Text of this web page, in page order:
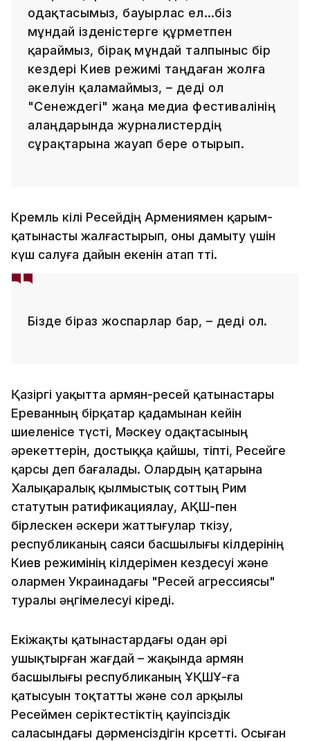
одақтасымыз, бауырлас ел…біз
мұндай ізденістерге құрметпен
қараймыз, бірақ мұндай талпыныс бір
кездері Киев режимі таңдаған жолға
әкелуін қаламаймыз, – деді ол
"Сенеждегі" жаңа медиа фестивалінің
алаңдарында журналистердің
сұрақтарына жауап бере отырып.
Кремль өкілі Ресейдің Армениямен қарым-
қатынасты жалғастырып, оны дамыту үшін
күш салуға дайын екенін атап өтті.
Бізде біраз жоспарлар бар, – деді ол.
Қазіргі уақытта армян-ресей қатынастары
Ереванның бірқатар қадамынан кейін
шиеленісе түсті, Мәскеу одақтасының
әрекеттерін, достыққа қайшы, тіпті, Ресейге
қарсы деп бағалады. Олардың қатарына
Халықаралық қылмыстық соттың Рим
статутын ратификациялау, АҚШ-пен
бірлескен әскери жаттығулар өткізу,
республиканың саяси басшылығы өкілдерінің
Киев режимінің өкілдерімен кездесуі және
олармен Украинадағы "Ресей агрессиясы"
туралы әңгімелесуі кіреді.
Екіжақты қатынастардағы одан әрі
ушықтырған жағдай – жақында армян
басшылығы республиканың ҰҚШҰ-ға
қатысуын тоқтатты және сол арқылы
Ресеймен серіктестіктің қауіпсіздік
саласындағы дәрменсіздігін көрсетті. Осыған